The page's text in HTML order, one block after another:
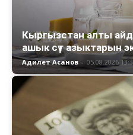
Кыргызстан алты
ашык сүт азыктарын
Адилет Асанов - 05.08.2026